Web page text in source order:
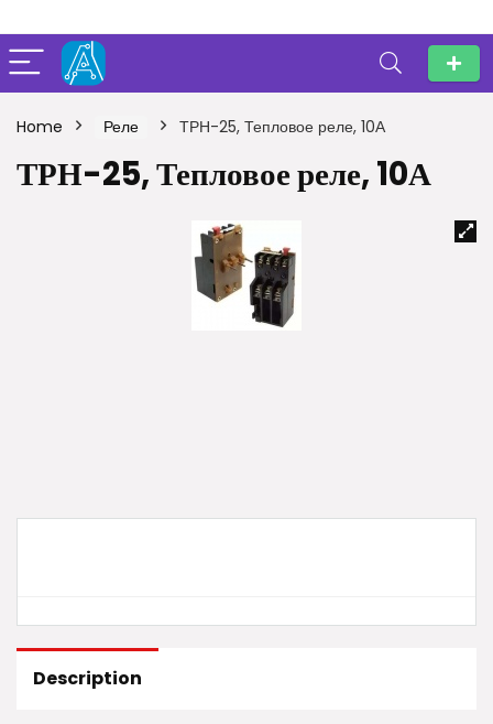
Home Реле ТРН-25, Тепловое реле, 10А
ТРН-25, Тепловое реле, 10А
Description